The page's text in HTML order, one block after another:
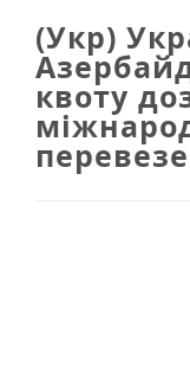
(Укр)
квоту